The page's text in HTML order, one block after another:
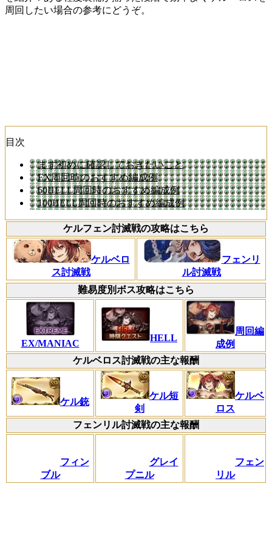
周回したい場合の参考にどうぞ。
目次
まず初めに確認しておきたいこと
EX周回時のおすすめ編成例
60HELL周回時のおすすめ編成例
100HELL周回時のおすすめ編成例
ケルフェン討滅戦の攻略はこちら
ケルベロ
ス討滅戦
フェンリ
ル討滅戦
難易度別ボス攻略はこちら
EX/MANIAC
HELL
周回編
成例
ケルベロス討滅戦の主な報酬
ケル銃
ケル短
剣
ケルベ
ロス
フェンリル討滅戦の主な報酬
フィン
ブル
グレイ
プニル
フェン
リル